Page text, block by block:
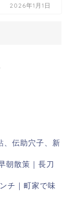
2026年1月1日
、伝助穴子、新
朝散策｜長刀
チ｜町家で味